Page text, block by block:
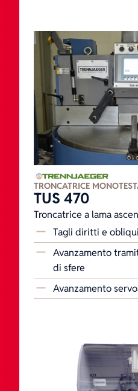
TRONCATRICE
TUS 470
Troncatrice a lama
Tagli diritti e obliqui
Avanzamento
di sfere
Avanzamento